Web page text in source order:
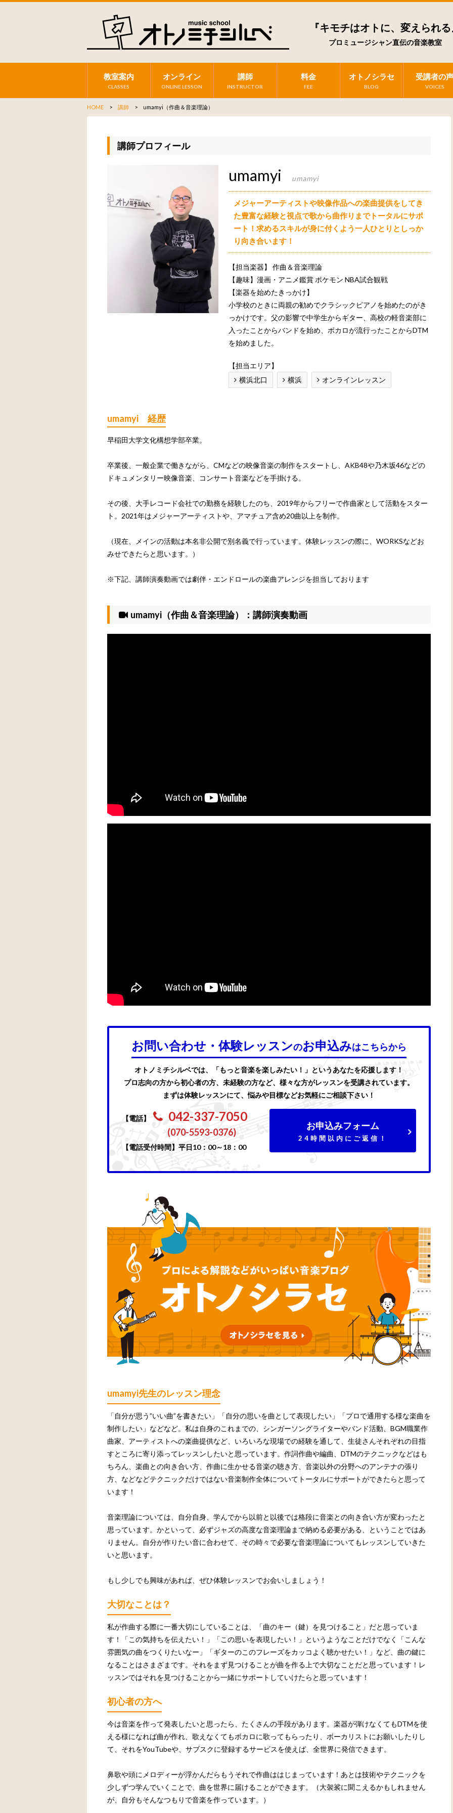
『キモチはオトに、変えられる
プロミュージシャン直伝の音楽教室
教室案内
CLASSES
オンライン
ONLINE LESSON
講師
INSTRUCTOR
料金
FEE
オトノシラセ
BLOG
受講者の声
VOICES
HOME > 講師 > umamyi（作曲＆音楽理論）
講師プロフィール
umamyi umamyi
メジャーアーティストや映像作品への楽曲提供をしてき
た豊富な経験と視点で歌から曲作りまでトータルにサポ
ート！求めるスキルが身に付くよう一人ひとりとしっか
り向き合います！
【担当楽器】 作曲＆音楽理論
【趣味】漫画・アニメ鑑賞 ポケモン NBA試合観戦
【楽器を始めたきっかけ】
小学校のときに両親の勧めでクラシックピアノを始めたのがき
っかけです。父の影響で中学生からギター、高校の軽音楽部に
入ったことからバンドを始め、ボカロが流行ったことからDTM
を始めました。
【担当エリア】
横浜北口
横浜 オンラインレッスン
umamyi 経歴
早稲田大学文化構想学部卒業。
卒業後、一般企業で働きながら、CMなどの映像音楽の制作をスタートし、AKB48や乃木坂46などの
ドキュメンタリー映像音楽、コンサート音楽などを手掛ける。
その後、大手レコード会社での勤務を経験したのち、2019年からフリーで作曲家として活動をスター
ト。2021年はメジャーアーティストや、アマチュア含め20曲以上を制作。
（現在、メインの活動は本名非公開で別名義で行っています。体験レッスンの際に、WORKSなどお
みせできたらと思います。）
※下記、講師演奏動画では劇伴・エンドロールの楽曲アレンジを担当しております
umamyi（作曲＆音楽理論）：講師演奏動画
お問い合わせ・体験レッスンのお申込みはこちらから
オトノミチシルベでは、「もっと音楽を楽しみたい！」というあなたを応援します！
プロ志向の方から初心者の方、未経験の方など、様々な方がレッスンを受講されています。
まずは体験レッスンにて、悩みや目標などお気軽にご相談下さい！
【電話】 042-337-7050
(070-5593-0376)
【電話受付時間】平日10：00～18：00
お申込みフォーム
24時間以内にご返信！
umamyi先生のレッスン理念
「自分が思う”いい曲”を書きたい」「自分の思いを曲として表現したい」「プロで通用する様な楽曲を
制作したい」などなど。私は自身のこれまでの、シンガーソングライターやバンド活動、BGM職業作
曲家、アーティストへの楽曲提供など、いろいろな現場での経験を通して、生徒さんそれぞれの目指
すところに寄り添ってレッスンしたいと思っています。作詞作曲や編曲、DTMのテクニックなどはも
ちろん、楽曲との向き合い方、作曲に生かせる音楽の聴き方、音楽以外の分野へのアンテナの張り
方、などなどテクニックだけではない音楽制作全体についてトータルにサポートができたらと思って
います！
音楽理論については、自分自身、学んでから以前と以後では格段に音楽との向き合い方が変わったと
思っています。かといって、必ずジャズの高度な音楽理論まで納める必要がある、ということではあ
りません。自分が作りたい音に合わせて、その時々で必要な音楽理論についてもレッスンしていきた
いと思います。
もし少しでも興味があれば、ぜひ体験レッスンでお会いしましょう！
大切なことは？
私が作曲する際に一番大切にしていることは、「曲のキー（鍵）を見つけること」だと思っていま
す！「この気持ちを伝えたい！」「この思いを表現したい！」というようなことだけでなく「こんな
雰囲気の曲をつくりたいなー」「ギターのこのフレーズをカッコよく聴かせたい！」など、曲の鍵に
なることはさまざまです。それをまず見つけることが曲を作る上で大切なことだと思っています！レ
ッスンではそれを見つけることから一緒にサポートしていけたらと思っています！
初心者の方へ
今は音楽を作って発表したいと思ったら、たくさんの手段があります。楽器が弾けなくてもDTMを使
える様になれば曲が作れ、歌えなくてもボカロに歌ってもらったり、ボーカリストにお願いしたりし
て、それをYouTubeや、サブスクに登録するサービスを使えば、全世界に発信できます。
鼻歌や頭にメロディーが浮かんだらもうそれで作曲ははじまっています！あとは技術やテクニックを
少しずつ学んでいくことで、曲を世界に届けることができます。（大袈裟に聞こえるかもしれません
が、自分もそんなつもりで音楽を作っています。）